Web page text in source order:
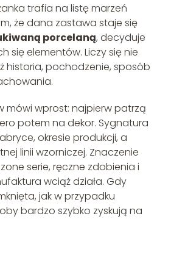
trafia na listę marzeń
że dana zastawa staje się
porcelaną, decyduje
się elementów. Liczy się nie
historia, pochodzenie, sposób
mówi wprost: najpierw patrzą
potem na dekor. Sygnatura
okresie produkcji, a
linii wzorniczej. Znaczenie
serie, ręczne zdobienia i
wciąż działa. Gdy
jak w przypadku
bardzo szybko zyskują na